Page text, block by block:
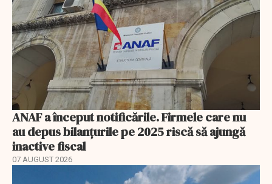
ANAF a început notificările. Firmele care nu
au depus bilanțurile pe 2025 riscă să ajungă
inactive fiscal
07 AUGUST 2026